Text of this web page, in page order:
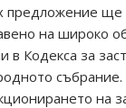
предложение ще
на широко
в Кодекса за
на